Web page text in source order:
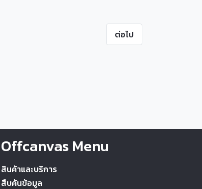
ต่อไป
Offcanvas Menu
สินค้าและบริการ
สืบค้นข้อมูล